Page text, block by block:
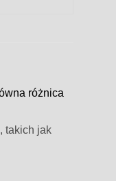
różnica
takich jak